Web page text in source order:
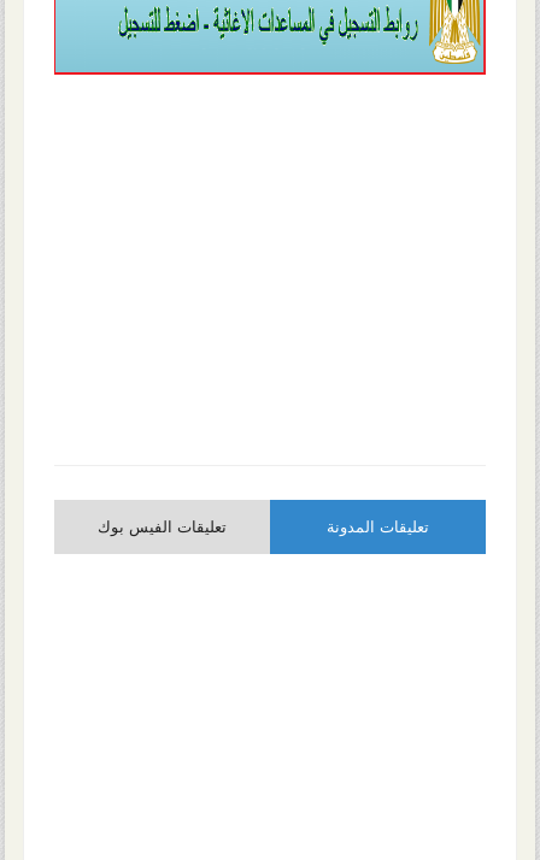
تعليقات المدونة تعليقات الفيس بوك